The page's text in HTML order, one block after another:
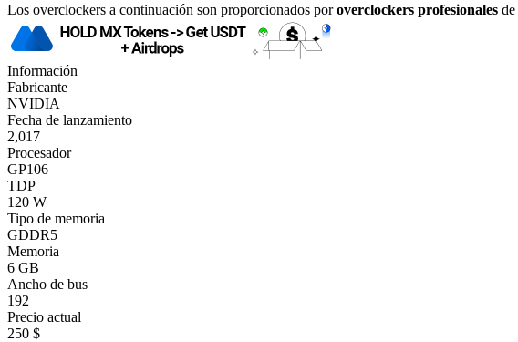
Los overclockers a continuación son proporcionados poroverclockers profesionales de
Información
Fabricante
NVIDIA
Fecha de lanzamiento
2,017
Procesador
GP106
TDP
120 W
Tipo de memoria
GDDR5
Memoria
6 GB
Ancho de bus
192
Precio actual
250 $